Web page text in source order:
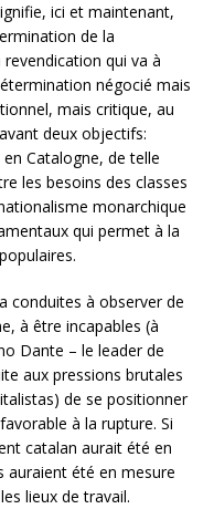
ici et maintenant,
de la
qui va à
négocié mais
mais critique, au
deux objectifs:
Catalogne, de telle
les besoins des classes
monarchique
qui permet à la
conduites à observer de
à être incapables (à
Dante – le leader de
aux pressions brutales
de se positionner
à la rupture. Si
catalan aurait été en
auraient été en mesure
lieux de travail.